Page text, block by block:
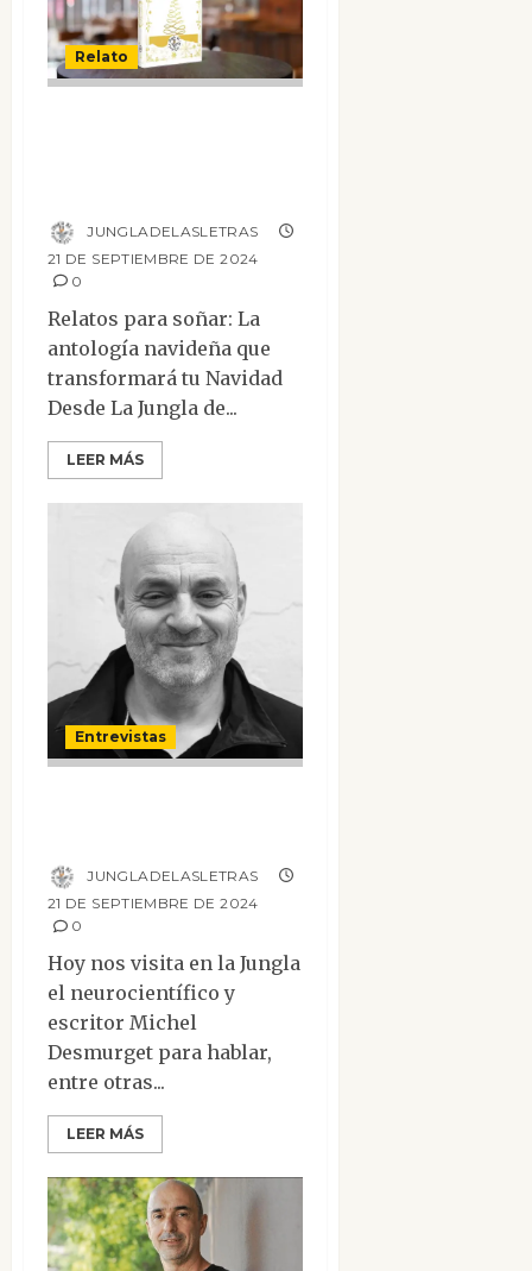
Relato
JUNGLADELASLETRAS
21 DE SEPTIEMBRE DE 2024
0
Relatos para soñar: La
antología navideña que
transformará tu Navidad
Desde La Jungla de...
LEER MÁS
Entrevistas
JUNGLADELASLETRAS
21 DE SEPTIEMBRE DE 2024
0
Hoy nos visita en la Jungla
el neurocientífico y
escritor Michel
Desmurget para hablar,
entre otras...
LEER MÁS